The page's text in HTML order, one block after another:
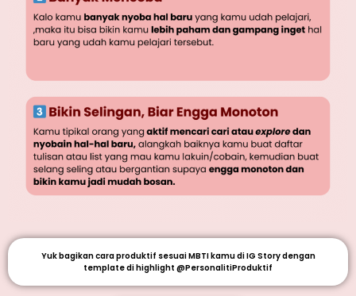
Yuk bagikan cara produktif sesuai MBTI kamu di IG Story dengan
template di highlight @PersonalitiProduktif